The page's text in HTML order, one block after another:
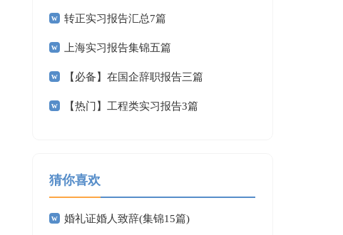
转正实习报告汇总7篇
上海实习报告集锦五篇
【必备】在国企辞职报告三篇
【热门】工程类实习报告3篇
猜你喜欢
婚礼证婚人致辞(集锦15篇)